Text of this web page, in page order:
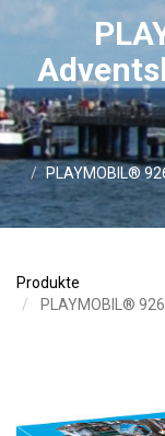
PLAYMOBIL®
Produkte
PLAYMOBIL®